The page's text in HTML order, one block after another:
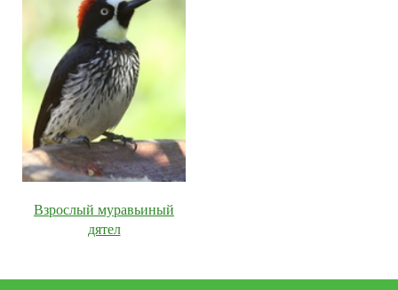
Взрослый муравьиный
дятел